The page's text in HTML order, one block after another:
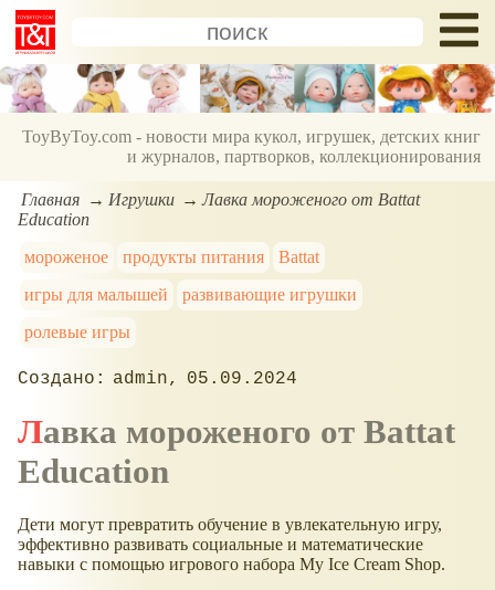
ToyByToy.com - новости мира кукол, игрушек, детских книг
и журналов, партворков, коллекционирования
Главная Игрушки
Лавка мороженого от Battat
Education
мороженое
продукты питания
Battat
игры для малышей
развивающие игрушки
ролевые игры
admin 05.09.2024
Лавка мороженого от Battat
Education
Дети могут превратить обучение в увлекательную игру,
эффективно развивать социальные и математические
навыки с помощью игрового набора My Ice Cream Shop.